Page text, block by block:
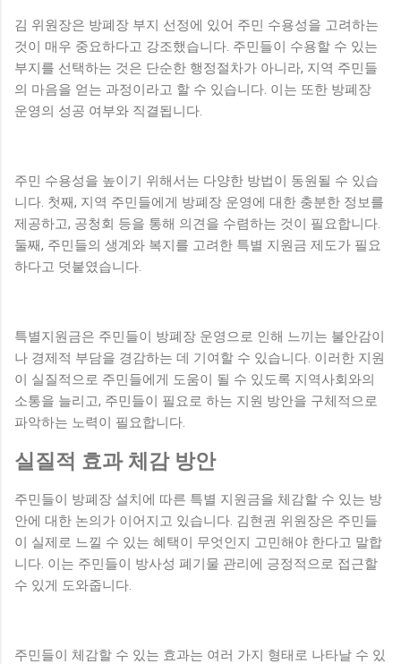
김 위원장은 방폐장 부지 선정에 있어 주민 수용성을 고려하는
것이 매우 중요하다고 강조했습니다. 주민들이 수용할 수 있는
부지를 선택하는 것은 단순한 행정절차가 아니라, 지역 주민들
의 마음을 얻는 과정이라고 할 수 있습니다. 이는 또한 방폐장
운영의 성공 여부와 직결됩니다.
주민 수용성을 높이기 위해서는 다양한 방법이 동원될 수 있습
니다. 첫째, 지역 주민들에게 방폐장 운영에 대한 충분한 정보를
제공하고, 공청회 등을 통해 의견을 수렴하는 것이 필요합니다.
둘째, 주민들의 생계와 복지를 고려한 특별 지원금 제도가 필요
하다고 덧붙였습니다.
특별지원금은 주민들이 방폐장 운영으로 인해 느끼는 불안감이
나 경제적 부담을 경감하는 데 기여할 수 있습니다. 이러한 지원
이 실질적으로 주민들에게 도움이 될 수 있도록 지역사회와의
소통을 늘리고, 주민들이 필요로 하는 지원 방안을 구체적으로
파악하는 노력이 필요합니다.
실질적 효과 체감 방안
주민들이 방폐장 설치에 따른 특별 지원금을 체감할 수 있는 방
안에 대한 논의가 이어지고 있습니다. 김현권 위원장은 주민들
이 실제로 느낄 수 있는 혜택이 무엇인지 고민해야 한다고 말합
니다. 이는 주민들이 방사성 폐기물 관리에 긍정적으로 접근할
수 있게 도와줍니다.
주민들이 체감할 수 있는 효과는 여러 가지 형태로 나타날 수 있